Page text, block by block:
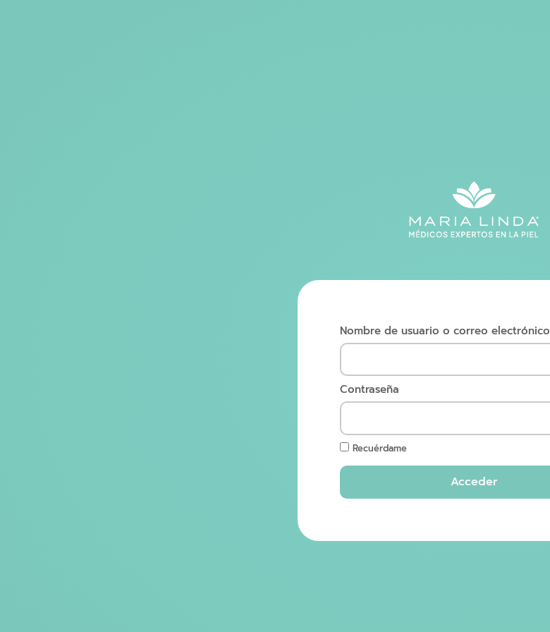
Nombre de usuario o correo electrónico
Contraseña
Recuérdame
Acceder